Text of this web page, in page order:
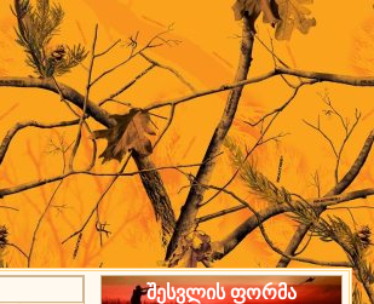
შესვლის ფორმა